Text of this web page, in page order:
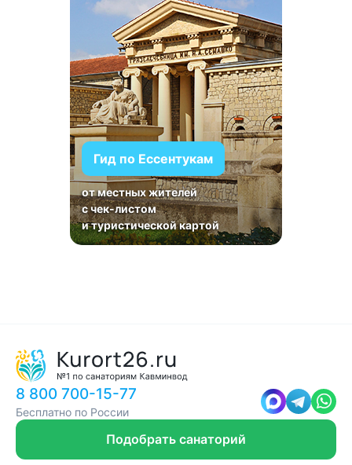
Гид по Ессентукам
от местных жителей
с чек-листом
и туристической картой
8 800 700-15-77
Бесплатно по России
Подобрать санаторий